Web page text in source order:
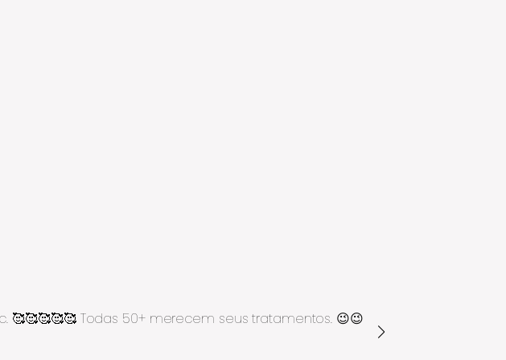
Todas 50+ merecem seus tratamentos. 😉😉